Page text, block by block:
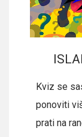
Kviz se
ponoviti
prati na